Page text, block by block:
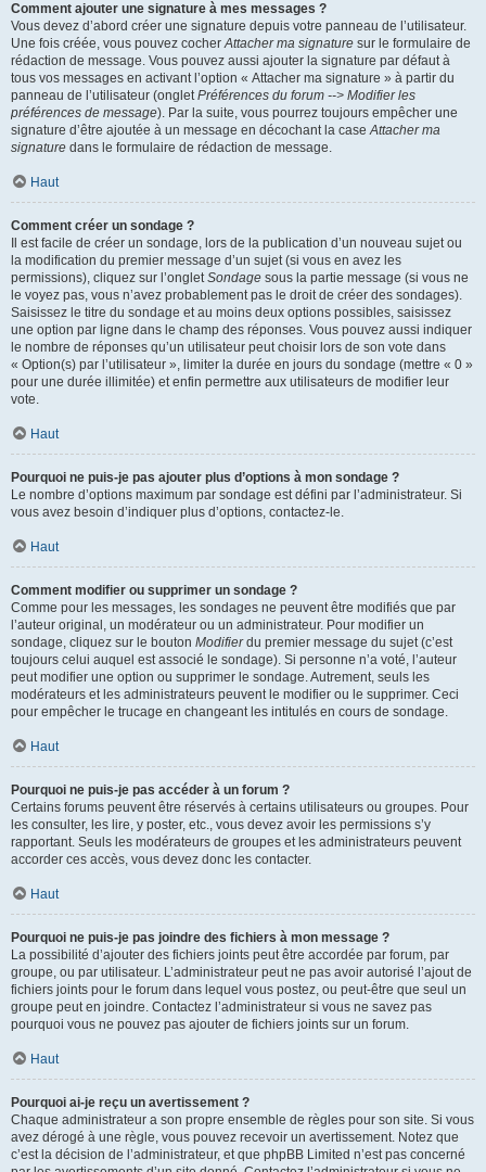
Comment ajouter une signature à mes messages ?
Vous devez d’abord créer une signature depuis votre panneau de l’utilisateur.
Une fois créée, vous pouvez cocherAttacher ma signature sur le formulaire de
rédaction de message. Vous pouvez aussi ajouter la signature par défaut à
tous vos messages en activant l’option « Attacher ma signature » à partir du
panneau de l’utilisateur (ongletPréférences du forum --> Modifier les
préférences de message). Par la suite, vous pourrez toujours empêcher une
signature d’être ajoutée à un message en décochant la caseAttacher ma
signature dans le formulaire de rédaction de message.
Haut
Comment créer un sondage ?
Il est facile de créer un sondage, lors de la publication d’un nouveau sujet ou
la modification du premier message d’un sujet (si vous en avez les
permissions), cliquez sur l’ongletSondage sous la partie message (si vous ne
le voyez pas, vous n’avez probablement pas le droit de créer des sondages).
Saisissez le titre du sondage et au moins deux options possibles, saisissez
une option par ligne dans le champ des réponses. Vous pouvez aussi indiquer
le nombre de réponses qu’un utilisateur peut choisir lors de son vote dans
« Option(s) par l’utilisateur », limiter la durée en jours du sondage (mettre « 0 »
pour une durée illimitée) et enfin permettre aux utilisateurs de modifier leur
vote.
Haut
Pourquoi ne puis-je pas ajouter plus d’options à mon sondage ?
Le nombre d’options maximum par sondage est défini par l’administrateur. Si
vous avez besoin d’indiquer plus d’options, contactez-le.
Haut
Comment modifier ou supprimer un sondage ?
Comme pour les messages, les sondages ne peuvent être modifiés que par
l’auteur original, un modérateur ou un administrateur. Pour modifier un
sondage, cliquez sur le bouton Modifierdu premier message du sujet (c’est
toujours celui auquel est associé le sondage). Si personne n’a voté, l’auteur
peut modifier une option ou supprimer le sondage. Autrement, seuls les
modérateurs et les administrateurs peuvent le modifier ou le supprimer. Ceci
pour empêcher le trucage en changeant les intitulés en cours de sondage.
Haut
Pourquoi ne puis-je pas accéder à un forum ?
Certains forums peuvent être réservés à certains utilisateurs ou groupes. Pour
les consulter, les lire, y poster, etc., vous devez avoir les permissions s’y
rapportant. Seuls les modérateurs de groupes et les administrateurs peuvent
accorder ces accès, vous devez donc les contacter.
Haut
Pourquoi ne puis-je pas joindre des fichiers à mon message ?
La possibilité d’ajouter des fichiers joints peut être accordée par forum, par
groupe, ou par utilisateur. L’administrateur peut ne pas avoir autorisé l’ajout de
fichiers joints pour le forum dans lequel vous postez, ou peut-être que seul un
groupe peut en joindre. Contactez l’administrateur si vous ne savez pas
pourquoi vous ne pouvez pas ajouter de fichiers joints sur un forum.
Haut
Pourquoi ai-je reçu un avertissement ?
Chaque administrateur a son propre ensemble de règles pour son site. Si vous
avez dérogé à une règle, vous pouvez recevoir un avertissement. Notez que
c’est la décision de l’administrateur, et que phpBB Limited n’est pas concerné